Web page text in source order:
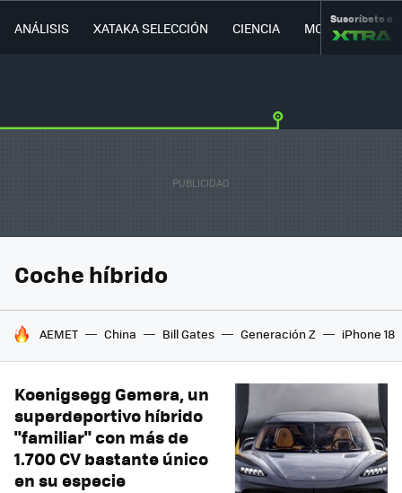
ANÁLISIS XATAKA SELECCIÓN CIENCIA MOVILIDAD
Suscríbete a
Coche híbrido
HOY SE HABLA DE
AEMET China Bill Gates Generación Z iPhone 18
Koenigsegg Gemera, un
superdeportivo híbrido
"familiar" con más de
1.700 CV bastante único
en su especie